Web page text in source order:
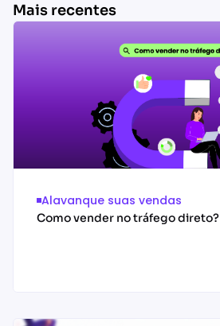
Mais recentes
Alavanque suas vendas
Como vender no tráfego direto?
Acessar conteúdo